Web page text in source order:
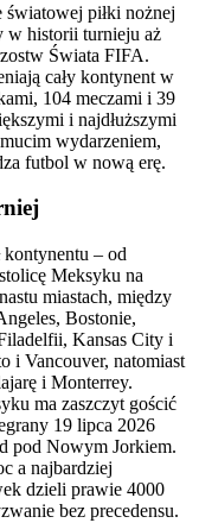
światowej piłki nożnej
w historii turnieju aż
Świata FIFA.
cały kontynent w
104 meczami i 39
i najdłuższymi
wydarzeniem,
futbol w nową erę.
kontynentu – od
Meksyku na
miastach, między
Bostonie,
Kansas City i
i Vancouver, natomiast
i Monterrey.
ma zaszczyt gościć
19 lipca 2026
pod Nowym Jorkiem.
a najbardziej
dzieli prawie 4000
bez precedensu.